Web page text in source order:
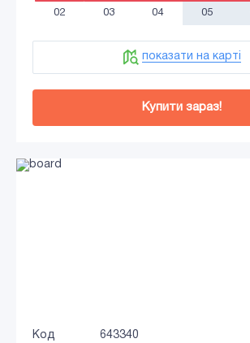
02 03 04 05
показати на карті
Купити зараз!
Код
643340